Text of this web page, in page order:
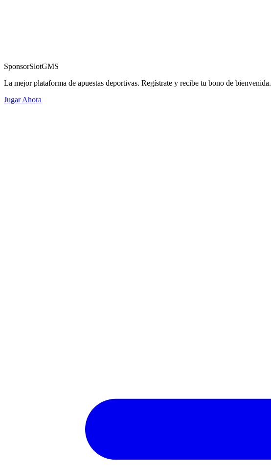
SponsorSlotGMS
La mejor plataforma de apuestas deportivas. Regístrate y recibe tu bono de bienvenida.
Jugar Ahora